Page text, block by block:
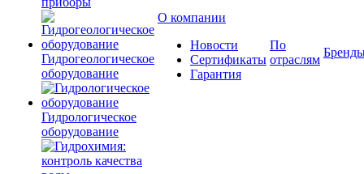
Гидрогеологическое
оборудование
Гидрологическое
оборудование
О компании
Новости
Сертификаты
Гарантия
По
отраслям